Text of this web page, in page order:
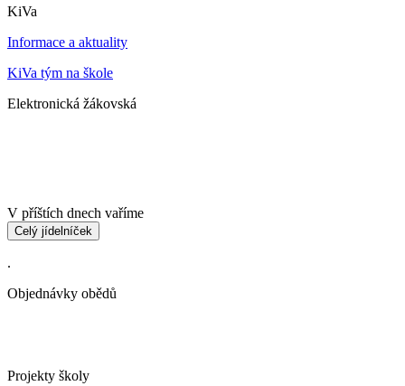
KiVa
Informace a aktuality
KiVa tým na škole
Elektronická žákovská
V příštích dnech vaříme
Celý jídelníček
.
Objednávky obědů
Projekty školy